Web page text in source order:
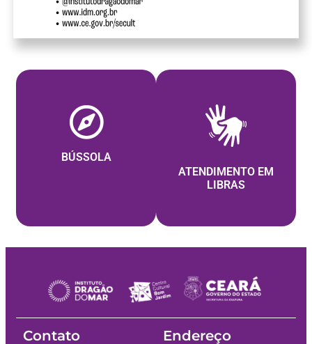
BÚSSOLA
ATENDIMENTO EM
LIBRAS
Contato Endereço